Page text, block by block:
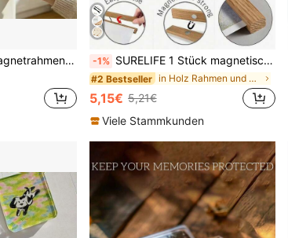
und andere Metalloberflächen Halten Sie schöne Erinnerungen fest, perfektes Geschenk für Fotografie-Enthusiasten, Feiertage, Schulanfang
-1% SURELIFE 1 Stück magnetischer Holz-Hängerahmen, geeignet für Fotos, Bilder, Drucke, Karten, Schriftrollen und Leinwandkunst, Wanddekoration, Geburtstags- & Abschlussgeschenke
#2 Bestseller in Holz Rahmen und Fotohalter
5,15€ 5,21€
Viele Stammkunden